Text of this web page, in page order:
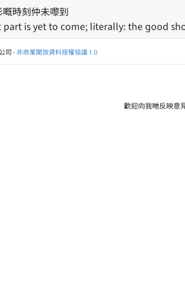
時刻仲未嚟到
part is yet to come; literally: the good
司 -非商業開放資料授權協議 1.0
歡迎向我哋反映意